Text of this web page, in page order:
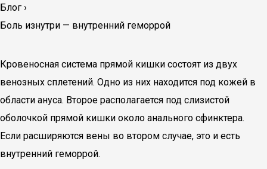
Блог ›
Боль изнутри — внутренний геморрой
Кровеносная система прямой кишки состоят из двух
венозных сплетений. Одно из них находится под кожей в
области ануса. Второе располагается под слизистой
оболочкой прямой кишки около анального сфинктера.
Если расширяются вены во втором случае, это и есть
внутренний геморрой.